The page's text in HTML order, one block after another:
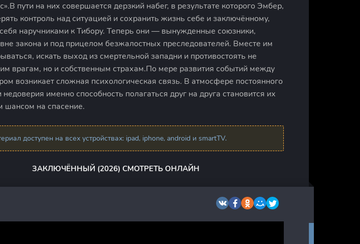
пути на них совершается дерзкий набег, в результате которого Эмбер,
контроль над ситуацией и сохранить жизнь себе и заключённому,
наручниками к Тибору. Теперь они — вынужденные союзники,
закона и под прицелом безжалостных преследователей. Вместе им
искать выход из смертельной западни и противостоять не
врагам, но и собственным страхам.По мере развития событий между
возникает сложная психологическая связь. В атмосфере постоянного
именно способность полагаться друг на друга становится их
шансом на спасение.
доступен на всех устройствах: ipad, iphone, android и smartTV.
ЗАКЛЮЧЁННЫЙ (2026) СМОТРЕТЬ ОНЛАЙН